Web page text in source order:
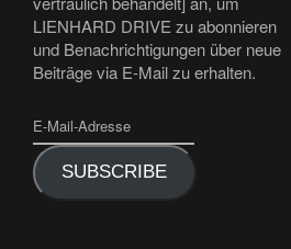
LIENHARD DRIVE zu abonnieren
und Benachrichtigungen über neue
Beiträge via E-Mail zu erhalten.
SUBSCRIBE